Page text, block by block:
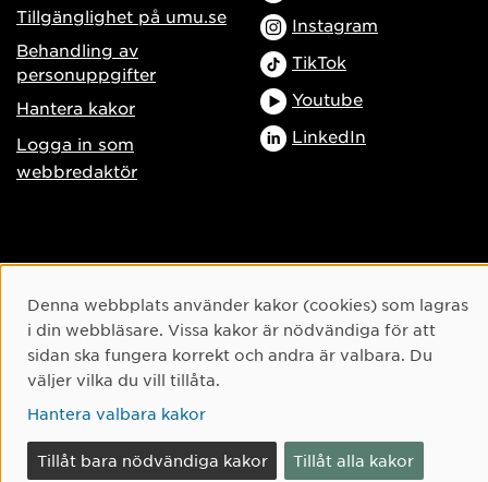
Tillgänglighet på umu.se
Behandling av
personuppgifter
Hantera kakor
Logga in som
webbredaktör
Instagram
TikTok
Youtube
LinkedIn
Cookie-samtycke
Denna webbplats använder kakor (cookies) som lagras
i din webbläsare. Vissa kakor är nödvändiga för att
sidan ska fungera korrekt och andra är valbara. Du
väljer vilka du vill tillåta.
Hantera valbara kakor
Tillåt bara nödvändiga kakor Tillåt alla kakor